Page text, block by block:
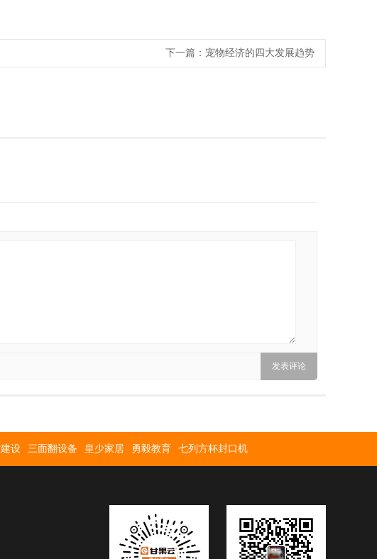
下一篇： 宠物经济的四大发展趋势
设 三面翻设备 皇少家居 勇毅教育 七列方杯封口机